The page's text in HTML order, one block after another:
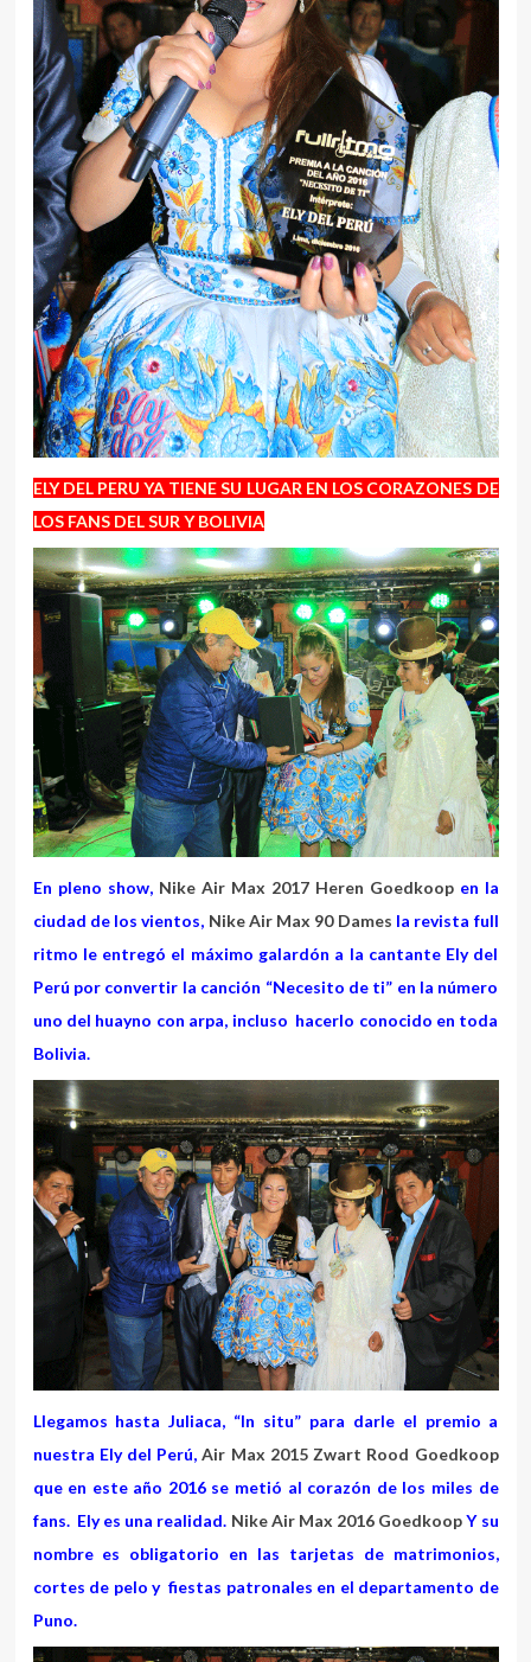
ELY DEL PERU YA TIENE SU LUGAR EN LOS CORAZONES DE
LOS FANS DEL SUR Y BOLIVIA
En pleno show, Nike Air Max 2017 Heren Goedkoopen la
ciudad de los vientos, Nike Air Max 90 Dames la revista full
ritmo le entregó el máximo galardón a la cantante Ely del
Perú por convertir la canción “Necesito de ti” en la número
uno del huayno con arpa, incluso hacerlo conocido en toda
Bolivia.
Llegamos hasta Juliaca, “In situ” para darle el premio a
nuestra Ely del Perú,Air Max 2015 Zwart Rood Goedkoop
que en este año 2016 se metió al corazón de los miles de
fans. Ely es una realidad. Nike Air Max 2016 GoedkoopY su
nombre es obligatorio en las tarjetas de matrimonios,
cortes de pelo y fiestas patronales en el departamento de
Puno.